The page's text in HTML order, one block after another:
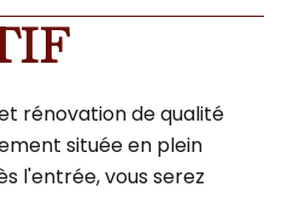
rénovation de qualité
située en plein
l'entrée, vous serez